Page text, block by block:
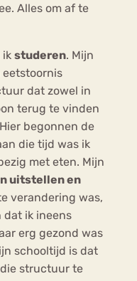
Alles om af te
ik studeren. Mijn
dat zowel in
terug te vinden
begonnen de
die tijd was ik
met eten. Mijn
uitstellen en
verandering was,
dat ik ineens
erg gezond was
schooltijd is dat
structuur te